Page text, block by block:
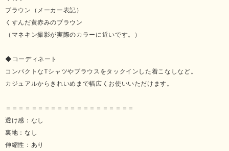
ブラウン（メーカー表記）
くすんだ黄赤みのブラウン
（マネキン撮影が実際のカラーに近いです。）
◆コーディネート
コンパクトなTシャツやブラウスをタックインした着こなしなど。
カジュアルからきれいめまで幅広くお使いいただけます。
＝＝＝＝＝＝＝＝＝＝＝＝＝＝＝＝＝＝＝＝
透け感：なし
裏地：なし
伸縮性：あり